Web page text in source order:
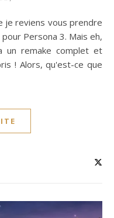
Persona 3. Mais eh,
un remake complet et
! Alors, qu'est-ce que